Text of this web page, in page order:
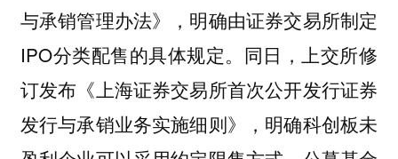
与承销管理办法》，明确由证券交易所制定
IPO分类配售的具体规定。同日，上交所修
订发布《上海证券交易所首次公开发行证券
发行与承销业务实施细则》，明确科创板未